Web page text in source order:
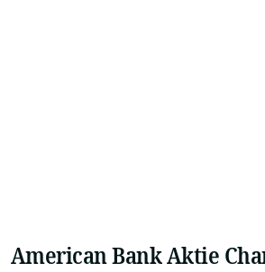
American Bank Aktie